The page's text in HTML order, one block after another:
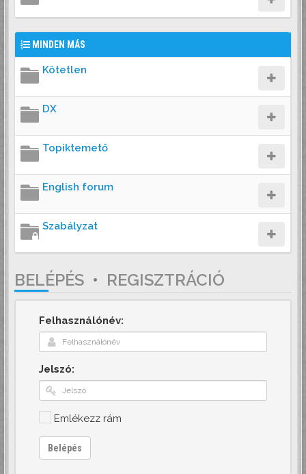
MINDEN MÁS
Kötetlen
DX
Topiktemető
English forum
Szabályzat
BELÉPÉS • REGISZTRÁCIÓ
Felhasználónév:
Jelszó:
Emlékezz rám
Belépés